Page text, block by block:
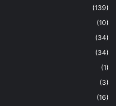
(139)
(10)
(34)
(34)
(1)
(3)
(16)